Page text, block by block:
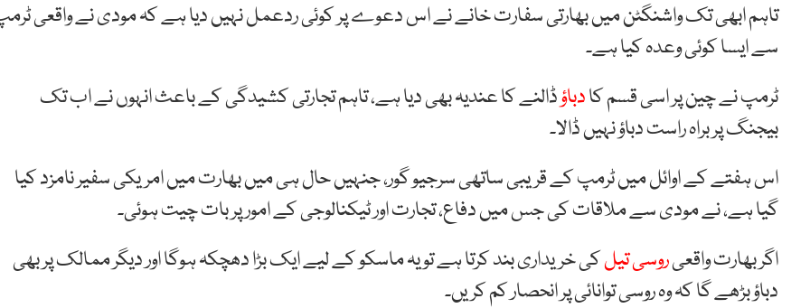
تاہم ابھی تک واشنگٹن میں بھارتی سفارت خانے نے اس دعوے پر کوئی ردعمل نہیں دیا ہے کہ مودی نے واقعی
سے ایسا کوئی وعدہ کیا ہے۔
ٹرمپ نے چین پر اسی قسم کادباؤڈالنے کا عندیہ بھی دیا ہے، تاہم تجارتی کشیدگی کے باعث انہوں نے اب تک
بیجنگ پر براہ راست دباؤ نہیں ڈالا۔
اس ہفتے کے اوائل میں ٹرمپ کے قریبی ساتھی سرجیو گور، جنہیں حال ہی میں بھارت میں امریکی سفیر نامزد کیا
گیا ہے، نے مودی سے ملاقات کی جس میں دفاع، تجارت اور ٹیکنالوجی کے امور پر بات چیت ہوئی۔
اگر بھارت واقعیروسی تیلکی خریداری بند کرتا ہے تو یہ ماسکو کے لیے ایک بڑا دھچکہ ہوگا اور دیگر ممالک پر بھی
دباؤ بڑھے گا کہ وہ روسی توانائی پر انحصار کم کریں۔